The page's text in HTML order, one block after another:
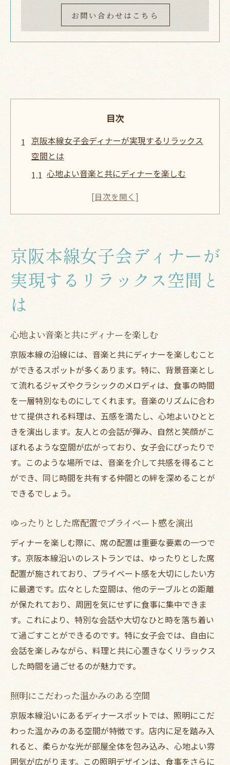
お問い合わせはこちら
目次
京阪本線女子会ディナーが実現するリラックス
空間とは
心地よい音楽と共にディナーを楽しむ
ゆったりとした席配置でプライベート感を
季節を感じるインテリアと装飾
静かな環境で会話を楽しむ工夫
友人と分け合うシェアスタイル
食後のデザートで締めくくる贅沢な時間
ペアリングされたワインでさらに美味しく
季節限定メニューで旬を楽しむ
女子会で訪れたい京阪本線沿いの絶品ディナー
スポット
和洋折衷のメニューが魅力のレストラン
隠れ家的な雰囲気の小さなお店
地元で愛されるカフェレストラン
クリエイティブなシェフのいるお店
眺めの良いテラスがあるスポット
京阪本線のディナーレストラン選びで女子会が
もっと楽しくなる
口コミで人気の店を探す方法
女子会にぴったりなメニューの選び方
予算に合わせたレストラン選びのポイント
アクセスの良さで選ぶ利便性の高い場所
サプライズ演出が可能なレストラン
アフターディナーにおすすめのカフェ
り上げる方法
写真映えする料理とデザート
スペシャルイベントを計画する方法
京阪本線女子会ディナーが
実現するリラックス空間と
は
心地よい音楽と共にディナーを楽しむ
京阪本線の沿線には、音楽と共にディナーを楽しむこと
ができるスポットが多くあります。特に、背景音楽とし
て流れるジャズやクラシックのメロディは、食事の時間
を一層特別なものにしてくれます。音楽のリズムに合わ
せて提供される料理は、五感を満たし、心地よいひとと
きを演出します。友人との会話が弾み、自然と笑顔がこ
ぼれるような空間が広がっており、女子会にぴったりで
す。このような場所では、音楽を介して共感を得ること
ができ、同じ時間を共有する仲間との絆を深めることが
できるでしょう。
ゆったりとした席配置でプライベート感を演出
ディナーを楽しむ際に、席の配置は重要な要素の一つで
す。京阪本線沿いのレストランでは、ゆったりとした席
配置が施されており、プライベート感を大切にしたい方
に最適です。広々とした空間は、他のテーブルとの距離
が保たれており、周囲を気にせずに食事に集中できま
す。これにより、特別な会話や大切なひと時を落ち着い
て過ごすことができるのです。特に女子会では、自由に
会話を楽しみながら、料理と共に心置きなくリラックス
した時間を過ごせるのが魅力です。
照明にこだわった温かみのある空間
京阪本線沿いにあるディナースポットでは、照明にこだ
わった温かみのある空間が特徴です。店内に足を踏み入
れると、柔らかな光が部屋全体を包み込み、心地よい雰
囲気が広がります。この照明デザインは、食事をさらに